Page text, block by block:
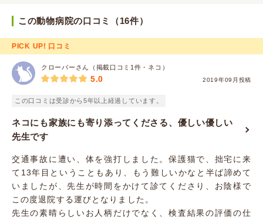
この動物病院の口コミ（16件）
PICK UP! 口コミ
クローバーさん（掲載口コミ1件・ネコ）
2019年09月投稿
5.0
この口コミは受診から5年以上経過しています。
ネコにも家族にも寄り添ってくださる、優しい優しい
先生です
交通事故に遭い、体を強打しました。保護猫で、拙宅に来
て13年目ということもあり、もう難しいかなと半ば諦めて
いましたが、先生が時間をかけて診てくださり、お陰様で
この度退院する運びとなりました。
先生の素晴らしいお人柄だけでなく、検査結果の評価の仕